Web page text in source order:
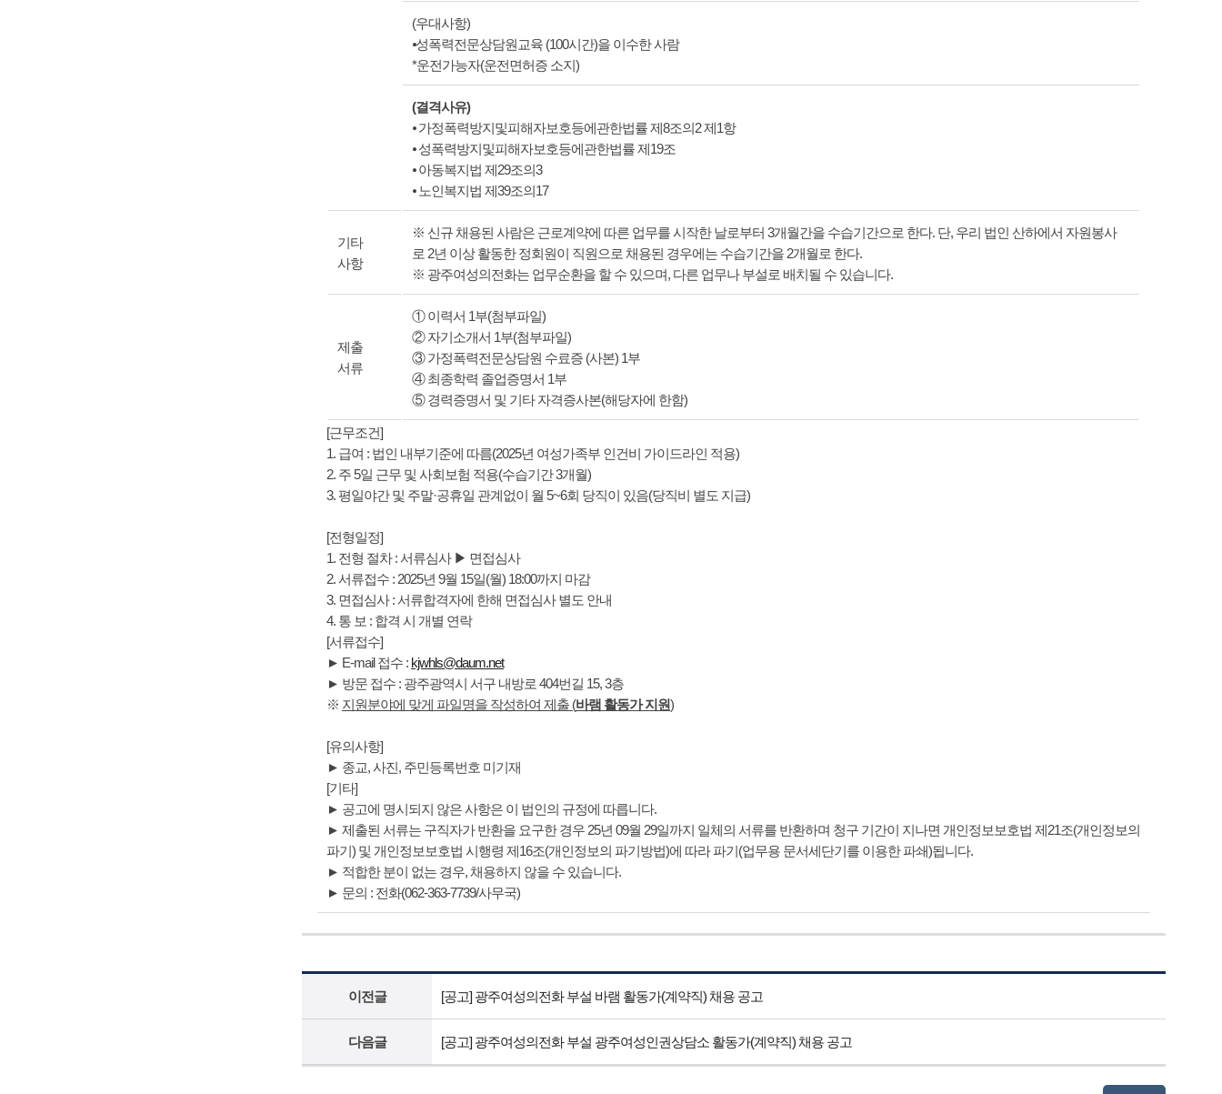
(우대사항)
⦁성폭력전문상담원교육 (100시간)을 이수한 사람
*운전가능자(운전면허증 소지)
(결격사유)
⦁ 가정폭력방지및피해자보호등에관한법률 제8조의2 제1항
⦁ 성폭력방지및피해자보호등에관한법률 제19조
⦁ 아동복지법 제29조의3
⦁ 노인복지법 제39조의17
기타
사항
※ 신규 채용된 사람은 근로계약에 따른 업무를 시작한 날로부터 3개월간을 수습기간으로 한다. 단, 우리 법인 산하에서 자원봉사
로 2년 이상 활동한 정회원이 직원으로 채용된 경우에는 수습기간을 2개월로 한다.
※ 광주여성의전화는 업무순환을 할 수 있으며, 다른 업무나 부설로 배치될 수 있습니다.
제출
서류
① 이력서 1부(첨부파일)
② 자기소개서 1부(첨부파일)
③ 가정폭력전문상담원 수료증 (사본) 1부
④ 최종학력 졸업증명서 1부
⑤ 경력증명서 및 기타 자격증사본(해당자에 한함)
[근무조건]
1. 급여 : 법인 내부기준에 따름(2025년 여성가족부 인건비 가이드라인 적용)
2. 주 5일 근무 및 사회보험 적용(수습기간 3개월)
3. 평일야간 및 주말·공휴일 관계없이 월 5~6회 당직이 있음(당직비 별도 지급)
[전형일정]
1. 전형 절차 : 서류심사 ▶ 면접심사
2. 서류접수 : 2025년 9월 15일(월) 18:00까지 마감
3. 면접심사 : 서류합격자에 한해 면접심사 별도 안내
4. 통 보 : 합격 시 개별 연락
[서류접수]
► E-mail 접수 : kjwhls@daum.net
► 방문 접수 : 광주광역시 서구 내방로 404번길 15, 3층
※ 지원분야에 맞게 파일명을 작성하여 제출 (바램 활동가 지원)
[유의사항]
► 종교, 사진, 주민등록번호 미기재
[기타]
► 공고에 명시되지 않은 사항은 이 법인의 규정에 따릅니다.
► 제출된 서류는 구직자가 반환을 요구한 경우 25년 09월 29일까지 일체의 서류를 반환하며 청구 기간이 지나면 개인정보보호법 제21조(개인정보의
파기) 및 개인정보보호법 시행령 제16조(개인정보의 파기방법)에 따라 파기(업무용 문서세단기를 이용한 파쇄)됩니다.
► 적합한 분이 없는 경우, 채용하지 않을 수 있습니다.
► 문의 : 전화(062-363-7739/사무국)
이전글 [공고] 광주여성의전화 부설 바램 활동가(계약직) 채용 공고
다음글 [공고] 광주여성의전화 부설 광주여성인권상담소 활동가(계약직) 채용 공고